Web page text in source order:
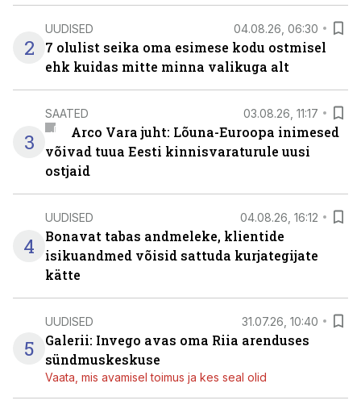
2
UUDISED 04.08.26, 06:30
7 olulist seika oma esimese kodu ostmisel
ehk kuidas mitte minna valikuga alt
3
SAATED 03.08.26, 11:17
Arco Vara juht: Lõuna-Euroopa inimesed
võivad tuua Eesti kinnisvaraturule uusi
ostjaid
4
UUDISED 04.08.26, 16:12
Bonavat tabas andmeleke, klientide
isikuandmed võisid sattuda kurjategijate
kätte
5
UUDISED 31.07.26, 10:40
Galerii: Invego avas oma Riia arenduses
sündmuskeskuse
Vaata, mis avamisel toimus ja kes seal olid